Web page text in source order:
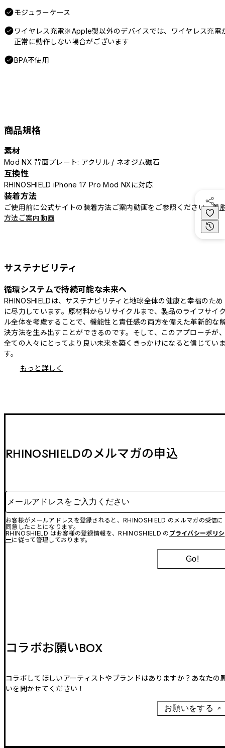
モジュラーケース
ワイヤレス充電※Apple製以外のデバイスでは、ワイヤレス充電
正常に動作しない場合がございます
BPA不使用
商品規格
素材
Mod NX 背面プレート: アクリル / ネオジム磁石
互換性
RHINOSHIELD iPhone 17 Pro Mod NXに対応
装着方法
ご使用前に公式サイトの装着方法ご案内動画をご参照ください。着
方法ご案内動画
サステナビリティ
循環システムで持続可能な未来へ
RHINOSHIELDは、サステナビリティと地球全体の健康と幸福のため
に尽力しています。原材料からリサイクルまで、製品のライフサイ
ル全体を考慮することで、機能性と責任感の両方を備えた革新的な
決方法を生み出すことができるのです。そして、このアプローチが
全ての人々にとってより良い未来を築くきっかけになると信じてい
す。
もっと詳しく
RHINOSHIELDのメルマガの申込
メールアドレスをご入力ください
お客様がメールアドレスを登録されると、RHINOSHIELD のメルマガの受信に
同意したことになります。
RHINOSHIELD はお客様の登録情報を、RHINOSHIELD の プライバシーポリシ
ーに従って管理しております。
Go!
コラボお願いBOX
コラボしてほしいアーティストやブランドはありますか？あなたの
いを聞かせてください！
お願いをする